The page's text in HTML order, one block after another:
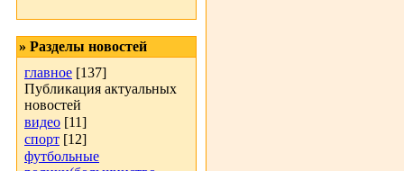
» Разделы новостей
главное [137]
Публикация актуальных
новостей
видео [11]
спорт [12]
футбольные